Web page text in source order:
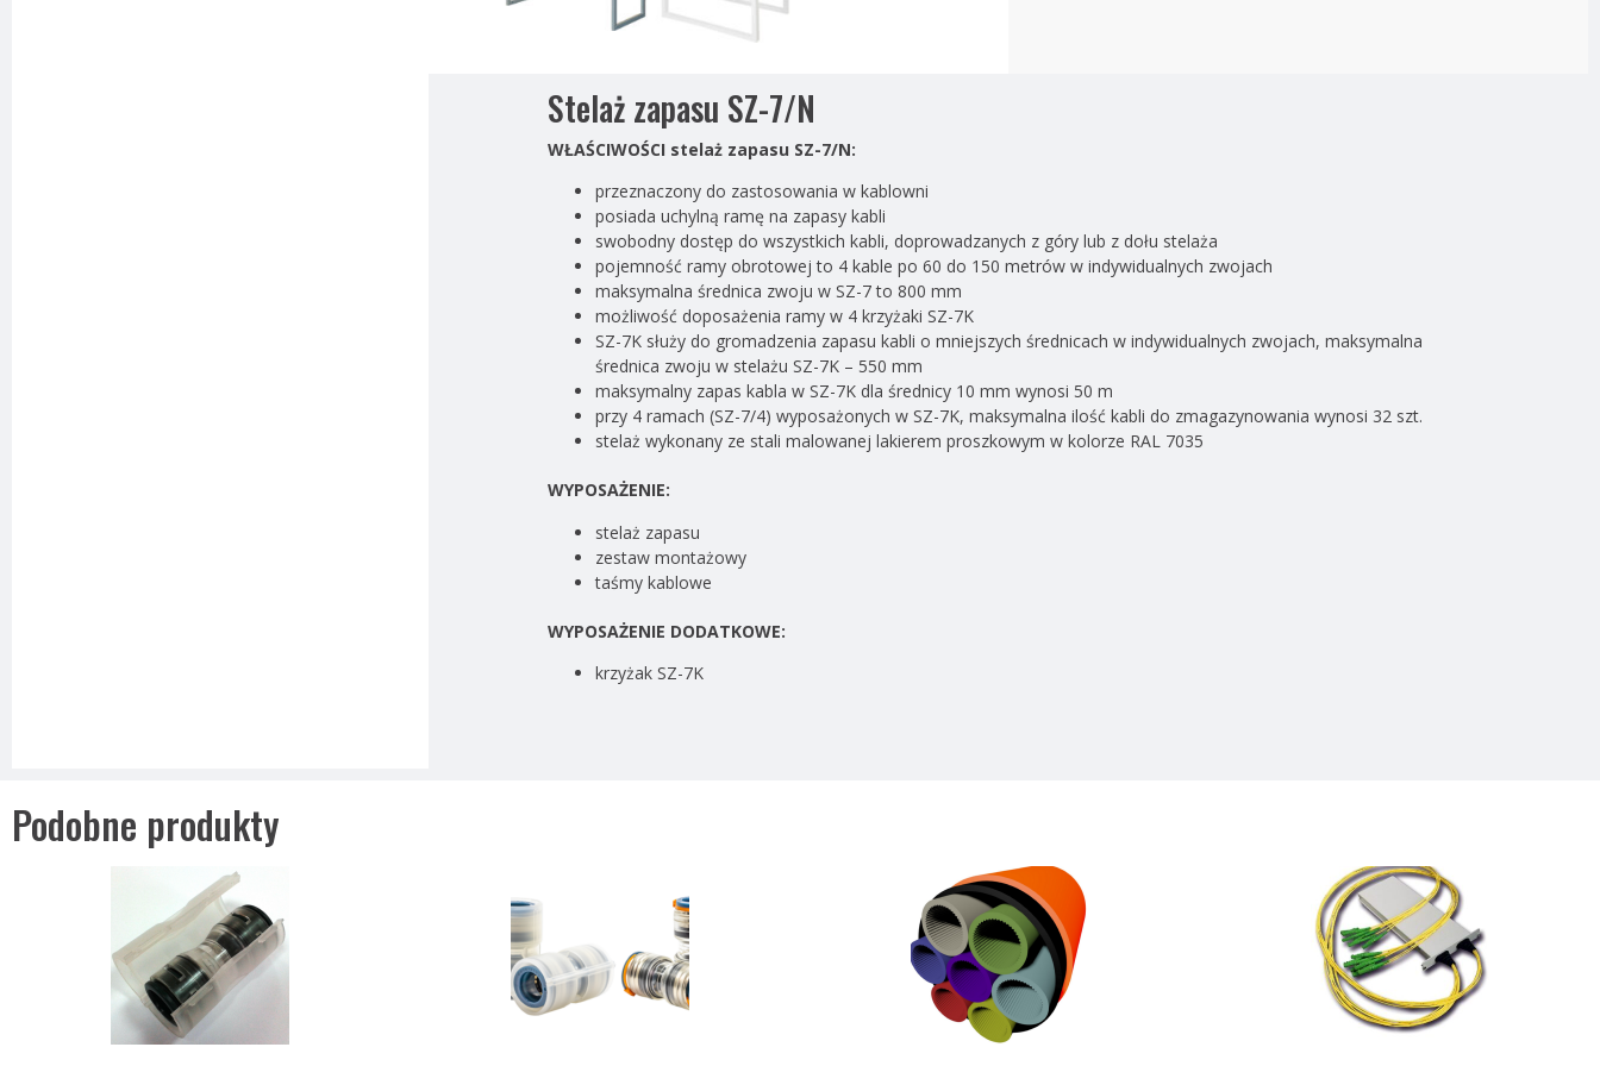
Stelaż zapasu SZ-7/N
WŁAŚCIWOŚCI stelaż zapasu SZ-7/N:
przeznaczony do zastosowania w kablowni
posiada uchylną ramę na zapasy kabli
swobodny dostęp do wszystkich kabli, doprowadzanych z góry lub z dołu stelaża
pojemność ramy obrotowej to 4 kable po 60 do 150 metrów w indywidualnych zwojach
maksymalna średnica zwoju w SZ-7 to 800 mm
możliwość doposażenia ramy w 4 krzyżaki SZ-7K
SZ-7K służy do gromadzenia zapasu kabli o mniejszych średnicach w indywidualnych zwojach, maksymalna
średnica zwoju w stelażu SZ-7K – 550 mm
maksymalny zapas kabla w SZ-7K dla średnicy 10 mm wynosi 50 m
przy 4 ramach (SZ-7/4) wyposażonych w SZ-7K, maksymalna ilość kabli do zmagazynowania wynosi 32 szt.
stelaż wykonany ze stali malowanej lakierem proszkowym w kolorze RAL 7035
WYPOSAŻENIE:
stelaż zapasu
zestaw montażowy
taśmy kablowe
WYPOSAŻENIE DODATKOWE:
krzyżak SZ-7K
Podobne produkty